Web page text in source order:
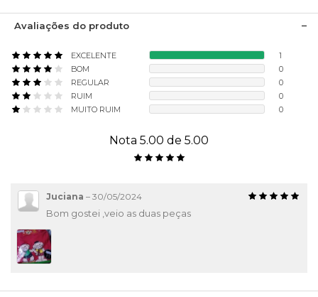
Avaliações do produto
EXCELENTE
1
BOM
0
REGULAR
0
RUIM
0
MUITO RUIM
0
Nota 5.00 de 5.00
Juciana – 30/05/2024
Bom gostei ,veio as duas peças